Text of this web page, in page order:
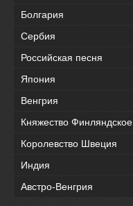
Болгария
Сербия
Российская песня
Япония
Венгрия
Княжество Финляндское
Королевство Швеция
Индия
Австро-Венгрия